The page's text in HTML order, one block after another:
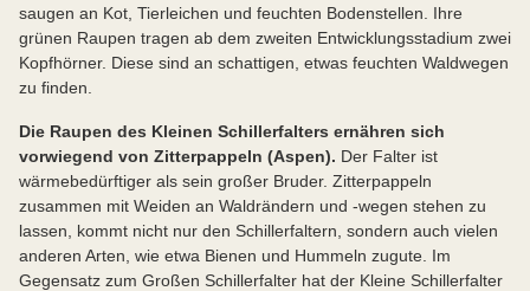
saugen an Kot, Tierleichen und feuchten Bodenstellen. Ihre
grünen Raupen tragen ab dem zweiten Entwicklungsstadium zwei
Kopfhörner. Diese sind an schattigen, etwas feuchten Waldwegen
zu finden.
Die Raupen des Kleinen Schillerfalters ernähren sich
vorwiegend von Zitterpappeln (Aspen). Der Falter ist
wärmebedürftiger als sein großer Bruder. Zitterpappeln
zusammen mit Weiden an Waldrändern und -wegen stehen zu
lassen, kommt nicht nur den Schillerfaltern, sondern auch vielen
anderen Arten, wie etwa Bienen und Hummeln zugute. Im
Gegensatz zum Großen Schillerfalter hat der Kleine Schillerfalter